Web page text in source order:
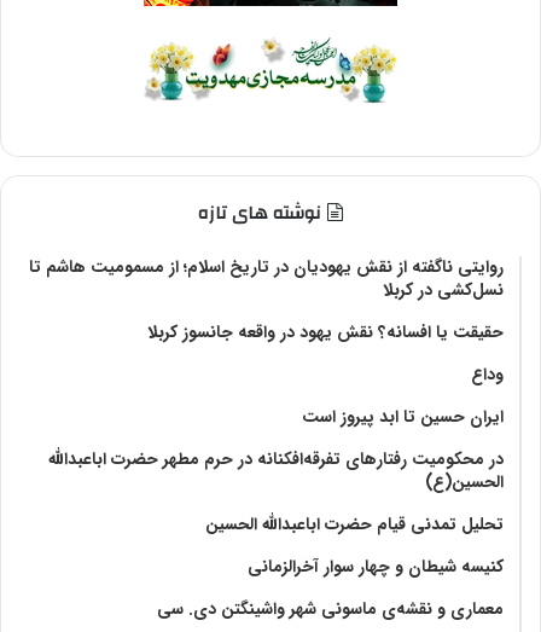
نوشته های تازه
روایتی ناگفته از نقش یهودیان در تاریخ اسلام؛ از مسمومیت هاشم تا
نسل‌کشی در کربلا
حقیقت یا افسانه؟‌ نقش یهود در واقعه جانسوز کربلا
وداع
ایران حسین تا ابد پیروز است
در محکومیت رفتارهای تفرقه‌افکنانه در حرم مطهر حضرت اباعبدالله
الحسین(ع)
تحلیل تمدنی قیام حضرت اباعبدالله الحسین
کنیسه شیطان و چهار سوار آخرالزمانی
معماری و نقشه‌ی ماسونی شهر واشينگتن دی. سی